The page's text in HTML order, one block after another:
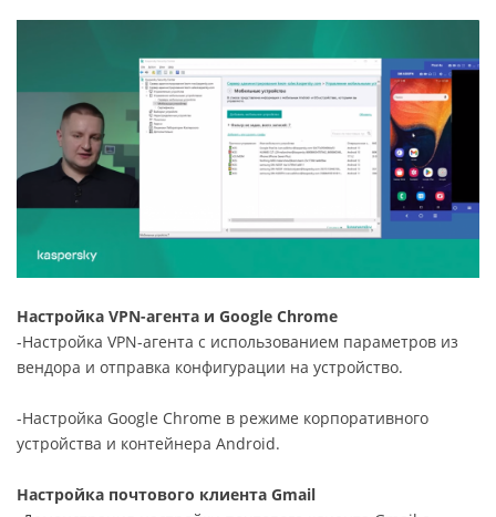
Настройка VPN-агента и Google Chrome
-Настройка VPN-агента с использованием параметров из
вендора и отправка конфигурации на устройство.
-Настройка Google Chrome в режиме корпоративного
устройства и контейнера Android.
Настройка почтового клиента Gmail